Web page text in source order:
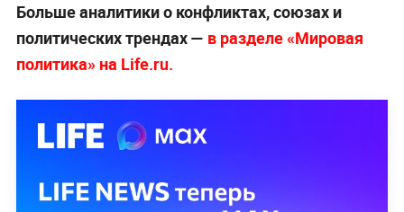
Больше аналитики о конфликтах, союзах и
политических трендах — в разделе «Мировая
политика» на Life.ru.